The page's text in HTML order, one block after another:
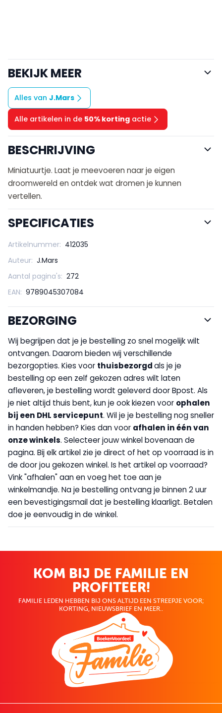
BEKIJK MEER
Alles van J.Mars
Alle artikelen in de 50% korting actie
BESCHRIJVING
Miniatuurtje. Laat je meevoeren naar je eigen
droomwereld en ontdek wat dromen je kunnen
vertellen.
SPECIFICATIES
Artikelnummer: 412035
Auteur: J.Mars
Aantal pagina's: 272
EAN: 9789045307084
BEZORGING
Wij begrijpen dat je je bestelling zo snel mogelijk wilt
ontvangen. Daarom bieden wij verschillende
bezorgopties. Kies voor thuisbezorgdals je je
bestelling op een zelf gekozen adres wilt laten
afleveren, je bestelling wordt geleverd door Bpost. Als
je niet altijd thuis bent, kun je ook kiezen voor ophalen
bij een DHL servicepunt. Wil je je bestelling nog sneller
in handen hebben? Kies dan voor afhalen in één van
onze winkels. Selecteer jouw winkel bovenaan de
pagina. Bij elk artikel zie je direct of het op voorraad is in
de door jou gekozen winkel. Is het artikel op voorraad?
Vink "afhalen" aan en voeg het toe aan je
winkelmandje. Na je bestelling ontvang je binnen 2 uur
een bevestigingsmail dat je bestelling klaarligt. Betalen
doe je eenvoudig in de winkel.
KOM BIJ DE FAMILIE EN
PROFITEER!
FAMILIE LEDEN HEBBEN BIJ ONS ALTIJD EEN STREEPJE VOOR;
KORTING, NIEUWSBRIEF EN MEER..